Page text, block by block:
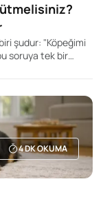
şudur: "Köpeğimi
soruya tek bir
4DK OKUMA